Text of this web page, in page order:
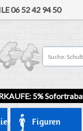
06 52 42 94 50
5%
Figuren